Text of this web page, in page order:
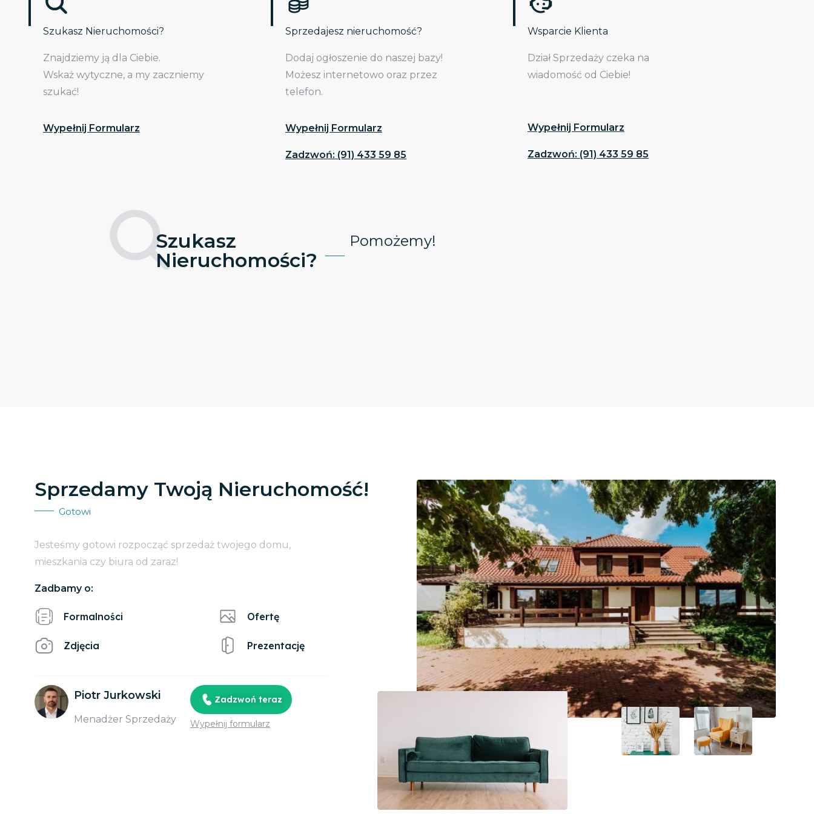
Szukasz Nieruchomości?
Znajdziemy ją dla Ciebie.
Wskaż wytyczne, a my zaczniemy
szukać!
Wypełnij Formularz
Sprzedajesz nieruchomość?
Dodaj ogłoszenie do naszej bazy!
Możesz internetowo oraz przez
telefon.
Wypełnij Formularz
Zadzwoń: (91) 433 59 85
Wsparcie Klienta
Dział Sprzedaży czeka na
wiadomość od Ciebie!
Wypełnij Formularz
Zadzwoń: (91) 433 59 85
Szukasz
Nieruchomości?
Pomożemy!
Sprzedamy Twoją Nieruchomość!
Gotowi
Jesteśmy gotowi rozpocząć sprzedaż twojego domu,
mieszkania czy biura od zaraz!
Zadbamy o:
Formalności
Zdjęcia
Ofertę
Prezentację
Piotr Jurkowski
Menadżer Sprzedaży
Zadzwoń teraz
Wypełnij formularz